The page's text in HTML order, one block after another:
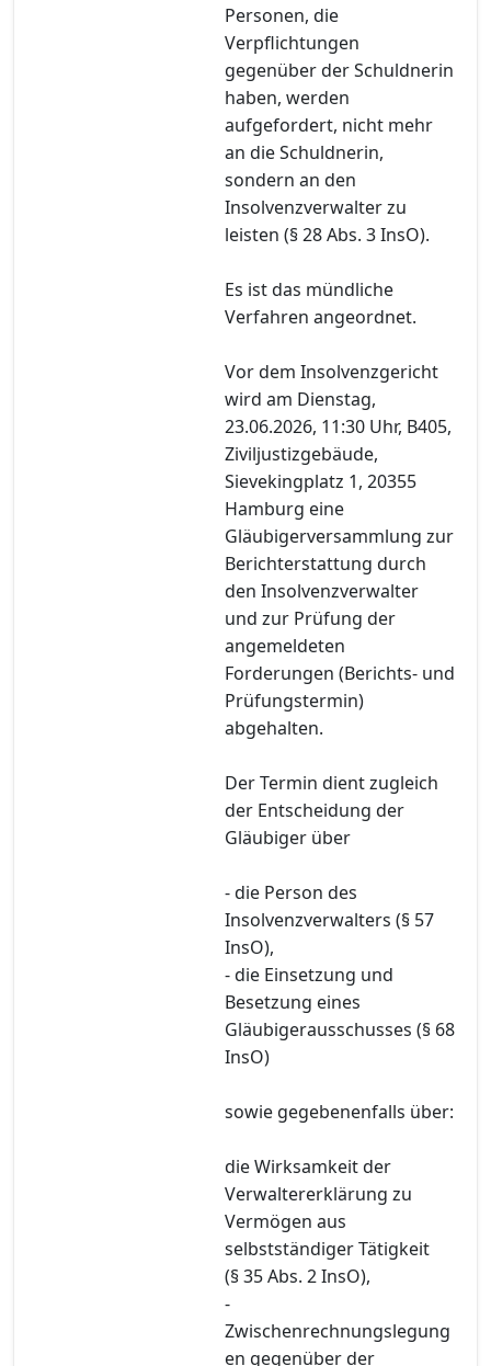
Personen, die
Verpflichtungen
gegenüber der Schuldnerin
haben, werden
aufgefordert, nicht mehr
an die Schuldnerin,
sondern an den
Insolvenzverwalter zu
leisten (§ 28 Abs. 3 InsO).
Es ist das mündliche
Verfahren angeordnet.
Vor dem Insolvenzgericht
wird am Dienstag,
23.06.2026, 11:30 Uhr, B405,
Ziviljustizgebäude,
Sievekingplatz 1, 20355
Hamburg eine
Gläubigerversammlung zur
Berichterstattung durch
den Insolvenzverwalter
und zur Prüfung der
angemeldeten
Forderungen (Berichts- und
Prüfungstermin)
abgehalten.
Der Termin dient zugleich
der Entscheidung der
Gläubiger über
- die Person des
Insolvenzverwalters (§ 57
InsO),
- die Einsetzung und
Besetzung eines
Gläubigerausschusses (§ 68
InsO)
sowie gegebenenfalls über:
die Wirksamkeit der
Verwaltererklärung zu
Vermögen aus
selbstständiger Tätigkeit
(§ 35 Abs. 2 InsO),
-
Zwischenrechnungslegung
en gegenüber der